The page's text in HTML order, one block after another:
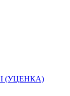
(УЦЕНКА)